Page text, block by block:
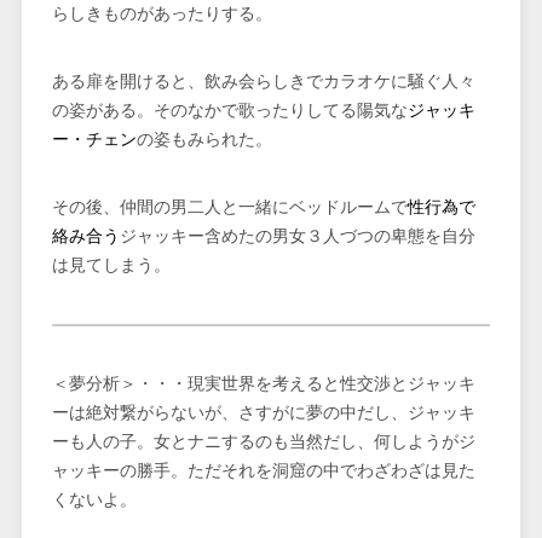
らしきものがあったりする。
ある扉を開けると、飲み会らしきでカラオケに騒ぐ人々
の姿がある。そのなかで歌ったりしてる陽気なジャッキ
ー・チェンの姿もみられた。
その後、仲間の男二人と一緒にベッドルームで性行為で
絡み合う ジャッキー含めたの男女３人づつの卑態を自分
は見てしまう。
＜夢分析＞・・・現実世界を考えると性交渉とジャッキ
ーは絶対繋がらないが、さすがに夢の中だし、ジャッキ
ーも人の子。女とナニするのも当然だし、何しようがジ
ャッキーの勝手。ただそれを洞窟の中でわざわざは見た
くないよ。